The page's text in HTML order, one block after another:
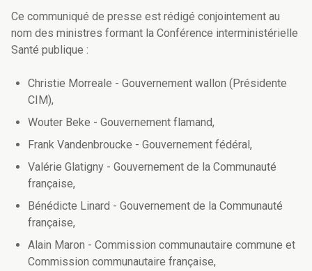
Ce communiqué de presse est rédigé conjointement au
nom des ministres formant la Conférence interministérielle
Santé publique :
Christie Morreale - Gouvernement wallon (Présidente
CIM),
Wouter Beke - Gouvernement flamand,
Frank Vandenbroucke - Gouvernement fédéral,
Valérie Glatigny - Gouvernement de la Communauté
française,
Bénédicte Linard - Gouvernement de la Communauté
française,
Alain Maron - Commission communautaire commune et
Commission communautaire française,